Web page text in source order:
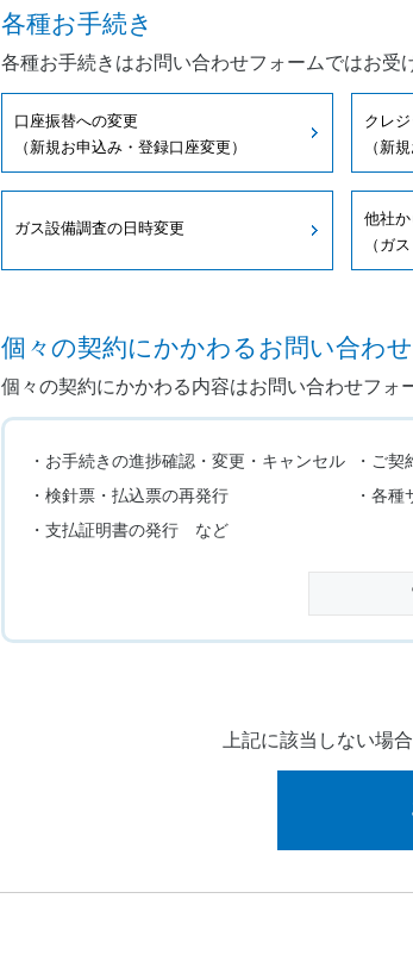
お手続き一覧
ショールーム 住宅
（ガス
株式・株主情報 『e-メ
各種お手続き
各種お手続きはお問い合わせフォームではお受
口座振替への変更
（新規お申込み・登録口座変更）
クレ
（新
ガス設備調査の日時変更
他社
（ガ
個々の契約にかかわるお問い合わせ
個々の契約にかかわる内容はお問い合わせフォ
・お手続きの進捗確認・変更・キャンセル ・ご
・検針票・払込票の再発行
・各
・支払証明書の発行 など
上記に該当しない場